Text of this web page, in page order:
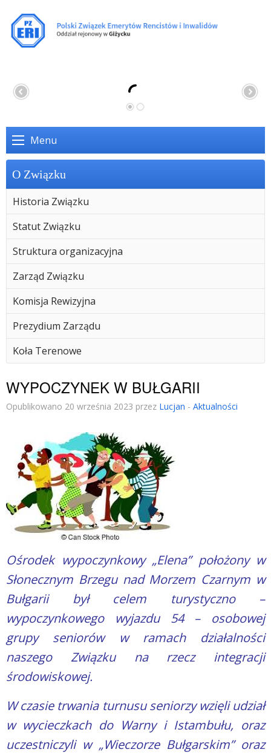
Menu
O Związku
Historia Związku
Statut Związku
Struktura organizacyjna
Zarząd Związku
Komisja Rewizyjna
Prezydium Zarządu
Koła Terenowe
WYPOCZYNEK W BUŁGARII
Opublikowano 20 września 2023 przez Lucjan - Aktualności
Ośrodek wypoczynkowy „Elena” położony w
Słonecznym Brzegu nad Morzem Czarnym w
Bułgarii był celem turystyczno –
wypoczynkowego wyjazdu 54 – osobowej
grupy seniorów w ramach działalności
naszego Związku na rzecz integracji
środowiskowej.
W czasie trwania turnusu seniorzy wzięli udział
w wycieczkach do Warny i Istambułu, oraz
uczestniczyli w „Wieczorze Bułgarskim” oraz